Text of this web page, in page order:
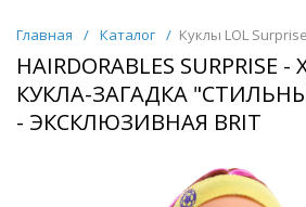
Главная / Каталог / Куклы LOL Surprise
HAIRDORABLES
КУКЛА-ЗАГАДКА
- ЭКСКЛЮЗИВНАЯ BRIT